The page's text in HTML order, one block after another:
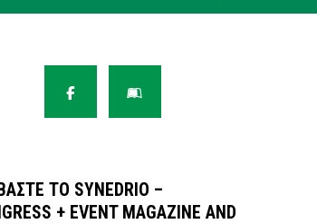
ΤΟ SYNEDRIO –
+ EVENT MAGAZINE AND